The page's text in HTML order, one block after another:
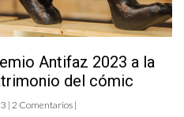
Antifaz 2023 a la
del cómic
| 2 Comentarios |